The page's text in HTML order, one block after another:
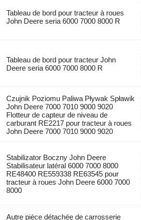
Tableau de bord pour tracteur à roues
John Deere seria 6000 7000 8000 R
Tableau de bord pour tracteur John
Deere seria 6000 7000 8000 R
Czujnik Poziomu Paliwa Pływak Spławik
John Deere 7000 7010 9000 9020
Flotteur de capteur de niveau de
carburant RE2217 pour tracteur à roues
John Deere 7000 7010 9000 9020
Stabilizator Boczny John Deere
Stabilisateur latéral 6000 7000 8000
RE48400 RE559338 RE63545 pour
tracteur à roues John Deere 6000 7000
8000
Autre pièce détachée de carrosserie